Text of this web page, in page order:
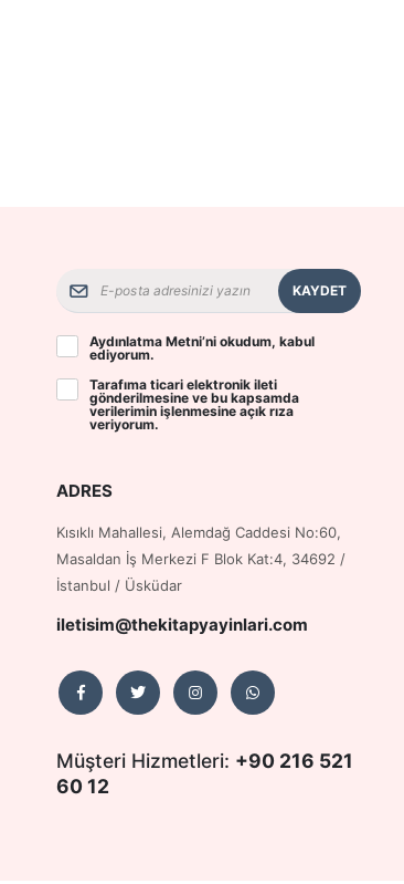
KAYDET
Aydınlatma Metni’ni okudum, kabul
ediyorum.
Tarafıma ticari elektronik ileti
gönderilmesine ve bu kapsamda
verilerimin işlenmesineaçık rıza
veriyorum.
ADRES
Kısıklı Mahallesi, Alemdağ Caddesi No:60,
Masaldan İş Merkezi F Blok Kat:4, 34692 /
İstanbul / Üsküdar
iletisim@thekitapyayinlari.com
Müşteri Hizmetleri: +90 216 521
60 12